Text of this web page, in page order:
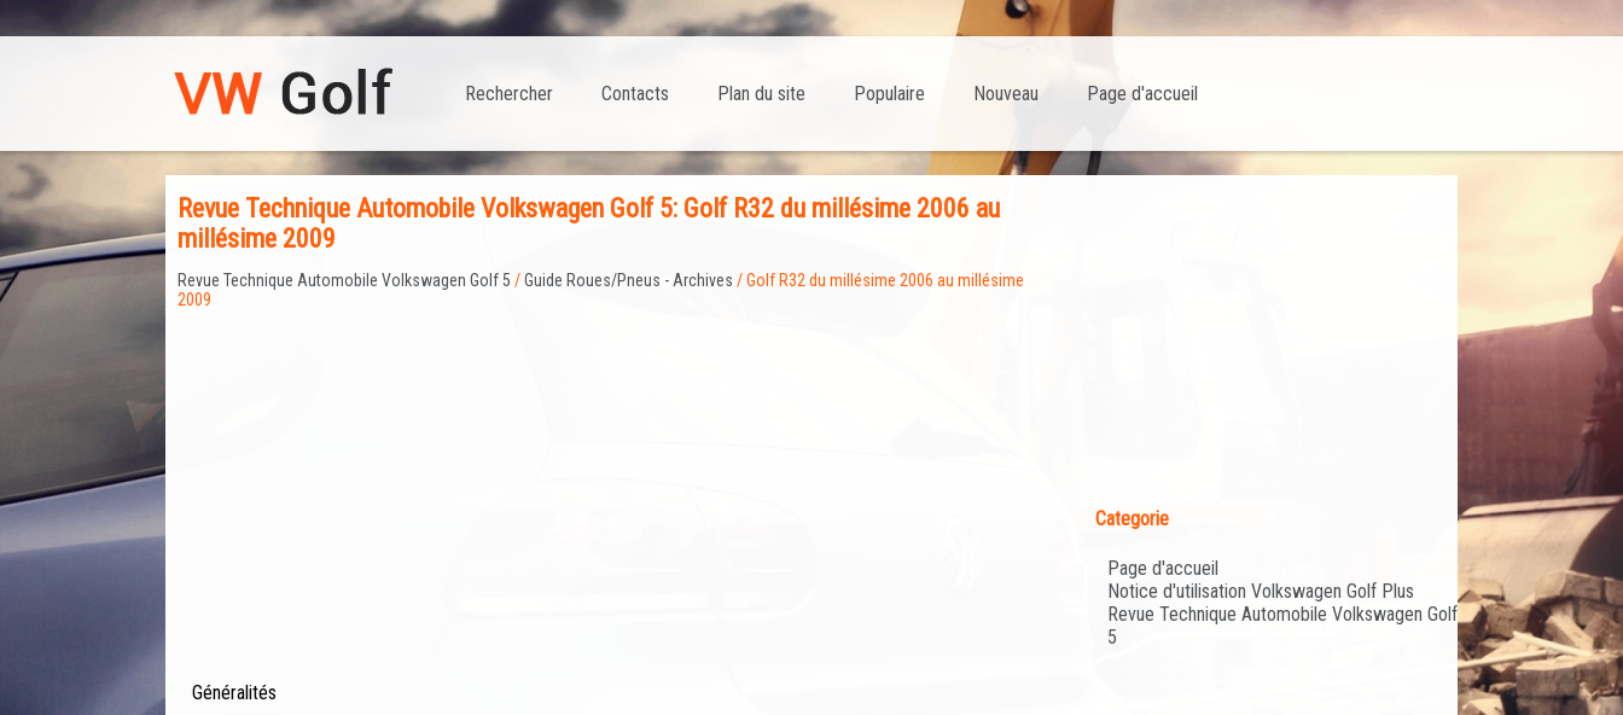
Page d'accueil
Nouveau
Populaire
Plan du site
Contacts
Rechercher
Revue Technique Automobile Volkswagen Golf 5: Golf R32 du millésime 2006 au
millésime 2009
Revue Technique Automobile Volkswagen Golf 5 /Guide Roues/Pneus - Archives / Golf R32 du millésime 2006 au millésime
2009
Généralités
Categorie
Page d'accueil
Notice d'utilisation Volkswagen Golf Plus
Revue Technique Automobile Volkswagen Golf
5